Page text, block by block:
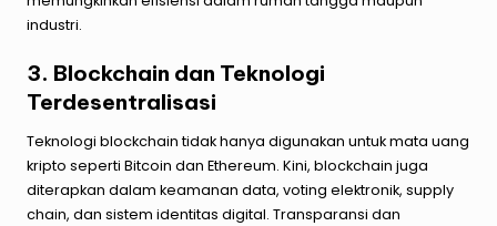
industri.
3. Blockchain dan Teknologi
Terdesentralisasi
Teknologi blockchain tidak hanya digunakan untuk mata uang
kripto seperti Bitcoin dan Ethereum. Kini, blockchain juga
diterapkan dalam keamanan data, voting elektronik, supply
chain, dan sistem identitas digital. Transparansi dan